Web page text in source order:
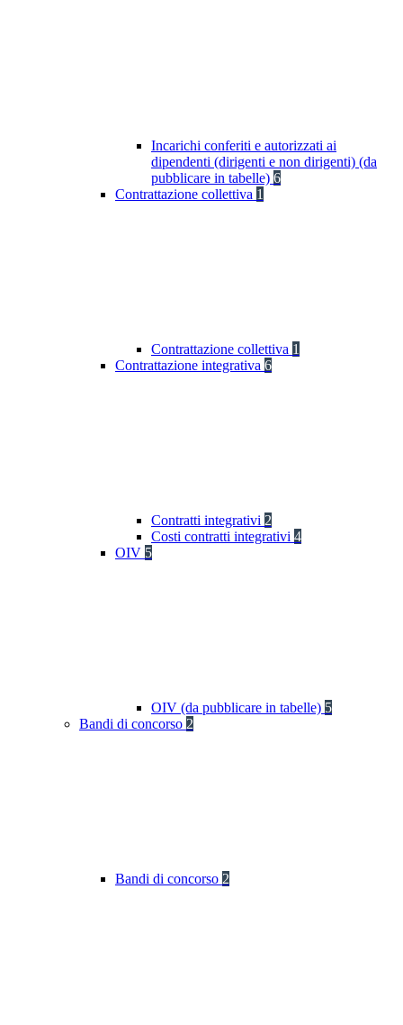
Incarichi conferiti e autorizzati ai
dipendenti (dirigenti e non dirigenti) (da
pubblicare in tabelle) 6
Contrattazione collettiva 1
Contrattazione collettiva 1
Contrattazione integrativa 6
Contratti integrativi 2
Costi contratti integrativi 4
OIV 5
OIV (da pubblicare in tabelle) 5
Bandi di concorso 2
Bandi di concorso 2